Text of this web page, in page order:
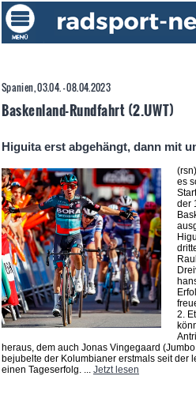
Spanien, 03.04. - 08.04.2023
Baskenland-Rundfahrt (2.UWT)
Higuita erst abgehängt, dann mit
es
der
2.
heraus, dem auch Jonas Vingegaard
bejubelte der Kolumbianer erstmals seit der
einen Tageserfolg. ... Jetzt lesen